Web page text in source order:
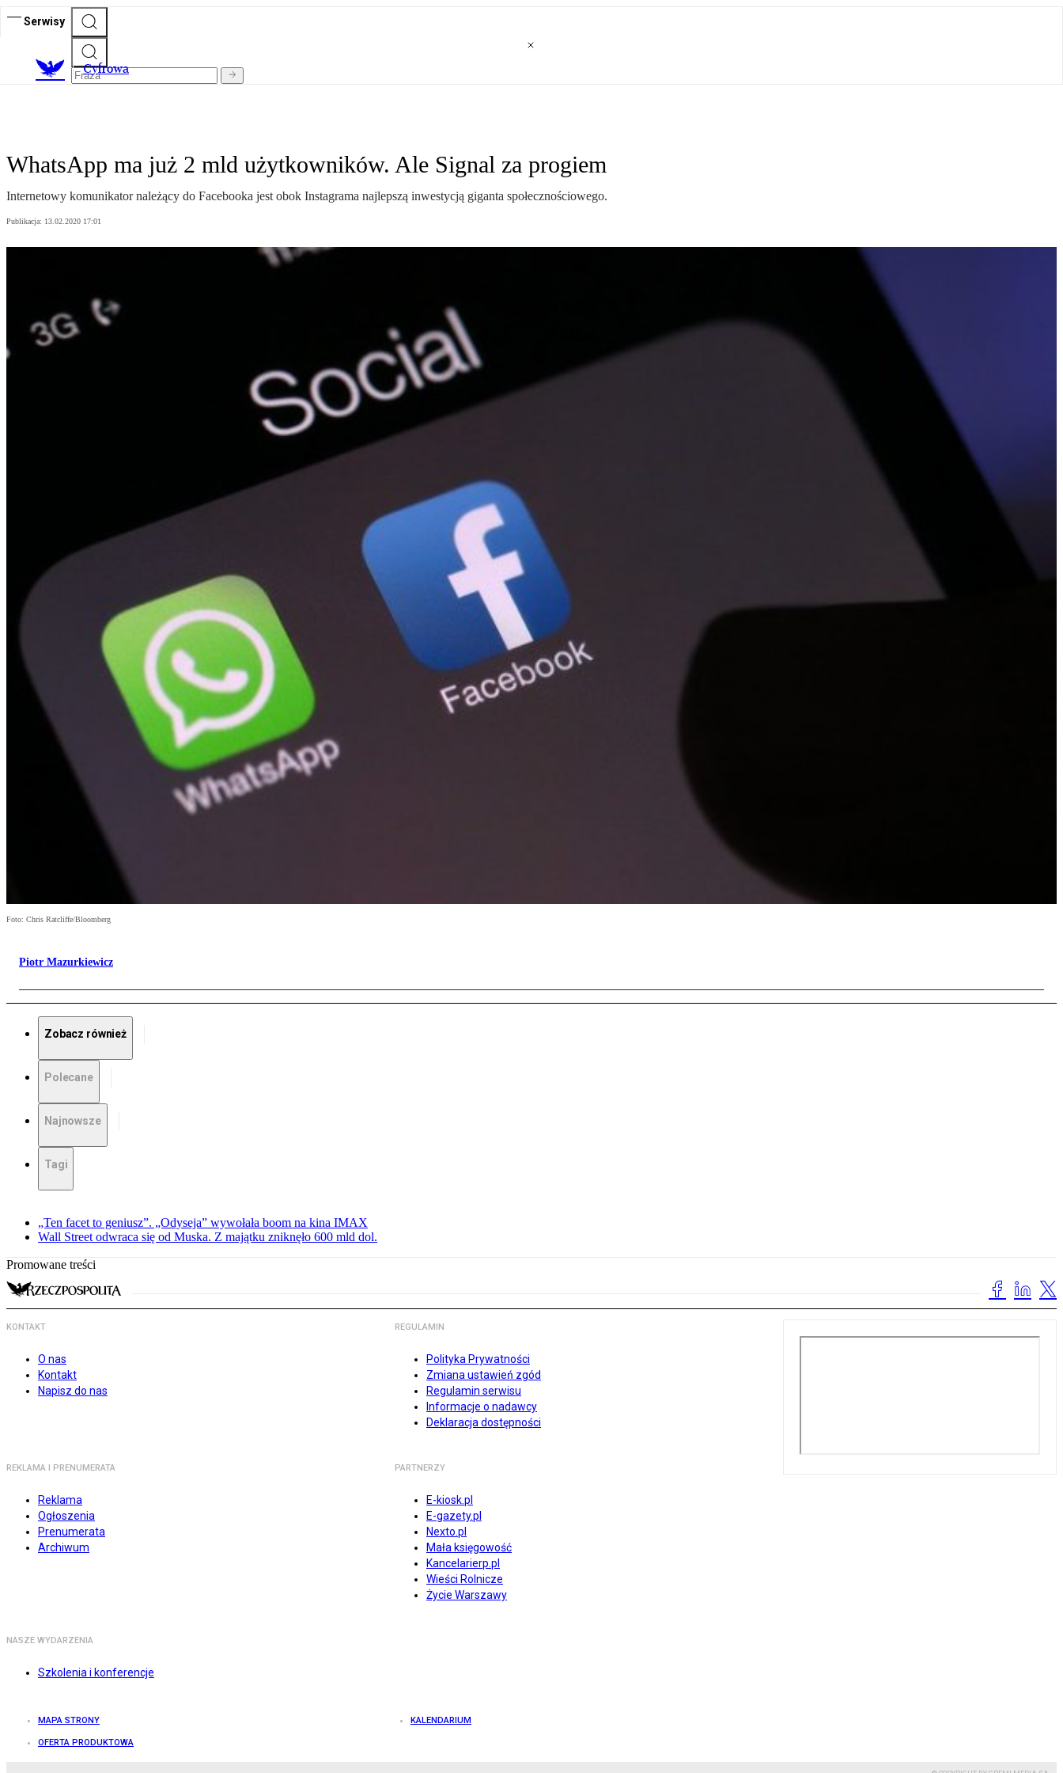
Serwisy
Cyfrowa
WhatsApp ma już 2 mld użytkowników. Ale Signal za progiem
Internetowy komunikator należący do Facebooka jest obok Instagrama najlepszą inwestycją giganta społecznościowego.
Publikacja: 13.02.2020 17:01
Foto: Chris Ratcliffe/Bloomberg
Piotr Mazurkiewicz
Zobacz również
Polecane
Najnowsze
Tagi
„Ten facet to geniusz”. „Odyseja” wywołała boom na kina IMAX
Wall Street odwraca się od Muska. Z majątku zniknęło 600 mld dol.
Promowane treści
KONTAKT
O nas
Kontakt
Napisz do nas
REGULAMIN
Polityka Prywatności
Zmiana ustawień zgód
Regulamin serwisu
Informacje o nadawcy
Deklaracja dostępności
REKLAMA I PRENUMERATA
Reklama
Ogłoszenia
Prenumerata
Archiwum
PARTNERZY
E-kiosk.pl
E-gazety.pl
Nexto.pl
Mała księgowość
Kancelarierp.pl
Wieści Rolnicze
Życie Warszawy
NASZE WYDARZENIA
Szkolenia i konferencje
MAPA STRONY KALENDARIUM
OFERTA PRODUKTOWA